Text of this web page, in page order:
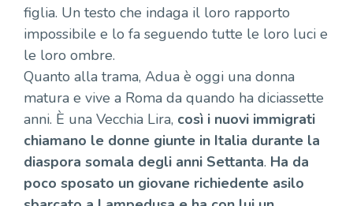
figlia. Un testo che indaga il loro rapporto
impossibile e lo fa seguendo tutte le loro luci e
le loro ombre.
Quanto alla trama, Adua è oggi una donna
matura e vive a Roma da quando ha diciassette
anni. È una Vecchia Lira, così i nuovi immigrati
chiamano le donne giunte in Italia durante la
diaspora somala degli anni Settanta. Ha da
poco sposato un giovane richiedente asilo